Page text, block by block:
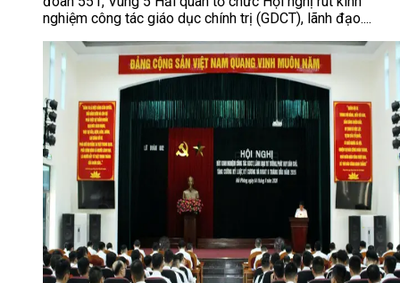
nghiệm công tác giáo dục chính trị (GDCT), lãnh đạo....